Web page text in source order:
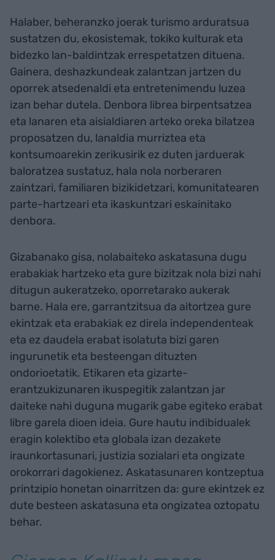
Halaber, beheranzko joerak turismo arduratsua
sustatzen du, ekosistemak, tokiko kulturak eta
bidezko lan-baldintzak errespetatzen dituena.
Gainera, deshazkundeak zalantzan jartzen du
oporrek atsedenaldi eta entretenimendu luzea
izan behar dutela. Denbora librea birpentsatzea
eta lanaren eta aisialdiaren arteko oreka bilatzea
proposatzen du, lanaldia murriztea eta
kontsumoarekin zerikusirik ez duten jarduerak
baloratzea sustatuz, hala nola norberaren
zaintzari, familiaren bizikidetzari, komunitatearen
parte-hartzeari eta ikaskuntzari eskainitako
denbora.
Gizabanako gisa, nolabaiteko askatasuna dugu
erabakiak hartzeko eta gure bizitzak nola bizi nahi
ditugun aukeratzeko, oporretarako aukerak
barne. Hala ere, garrantzitsua da aitortzea gure
ekintzak eta erabakiak ez direla independenteak
eta ez daudela erabat isolatuta bizi garen
ingurunetik eta besteengan dituzten
ondorioetatik. Etikaren eta gizarte-
erantzukizunaren ikuspegitik zalantzan jar
daiteke nahi duguna mugarik gabe egiteko erabat
libre garela dioen ideia. Gure hautu indibidualek
eragin kolektibo eta globala izan dezakete
iraunkortasunari, justizia sozialari eta ongizate
orokorrari dagokienez. Askatasunaren kontzeptua
printzipio honetan oinarritzen da: gure ekintzek ez
dute besteen askatasuna eta ongizatea oztopatu
behar.